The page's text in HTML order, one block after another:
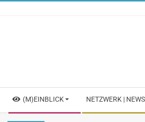
Navigation
Menu
(M)EINBLICK NETZWERK | NEWS